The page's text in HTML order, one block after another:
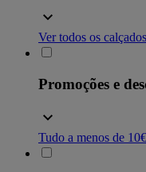
Ver todos os calçados
Promoções e
Tudo a menos de 10€